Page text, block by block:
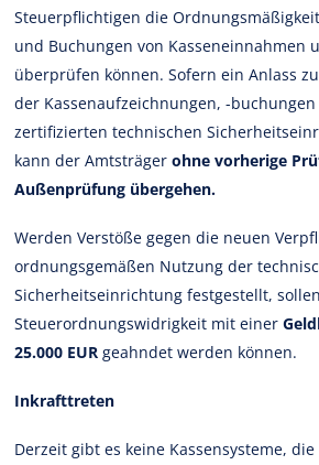
Steuerpflichtigen die
und Buchungen von Kasseneinnahmen
überprüfen können. Sofern ein Anlass
der Kassenaufzeichnungen, -
zertifizierten technischen
kann der Amtsträgerohne vorherige
Außenprüfung übergehen.
Werden Verstöße gegen die neuen
ordnungsgemäßen Nutzung der
Sicherheitseinrichtung festgestellt,
Steuerordnungswidrigkeit mit einer
25.000 EUR geahndet werden können.
Inkrafttreten
Derzeit gibt es keine Kassensysteme,